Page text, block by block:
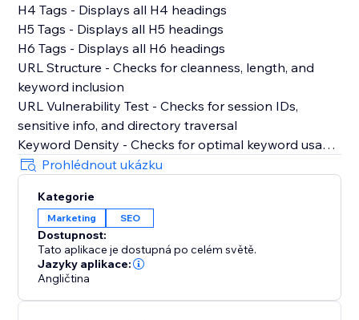
H4 Tags - Displays all H4 headings
H5 Tags - Displays all H5 headings
H6 Tags - Displays all H6 headings
URL Structure - Checks for cleanness, length, and
keyword inclusion
URL Vulnerability Test - Checks for session IDs,
sensitive info, and directory traversal
Keyword Density - Checks for optimal keyword usage
Text to HTML Ratio - Calculates ratio and shows word
density table
Image Optimization - Checks for alt text and keyword
inclusion
Internal Linking - Shows all internal links with anchor
Outbound Links - Shows all external links with anchor
text
Prohlédnout ukázku
Kategorie
Marketing SEO
Dostupnost:
Tato aplikace je dostupná po celém světě.
Jazyky aplikace:
Angličtina